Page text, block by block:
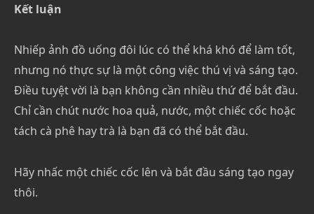
Kết luận
Nhiếp ảnh đồ uống đôi lúc có thể khá khó để làm tốt,
nhưng nó thực sự là một công việc thú vị và sáng tạo.
Điều tuyệt vời là bạn không cần nhiều thứ để bắt đầu.
Chỉ cần chút nước hoa quả, nước, một chiếc cốc hoặc
tách cà phê hay trà là bạn đã có thể bắt đầu.
Hãy nhấc một chiếc cốc lên và bắt đầu sáng tạo ngay
thôi.